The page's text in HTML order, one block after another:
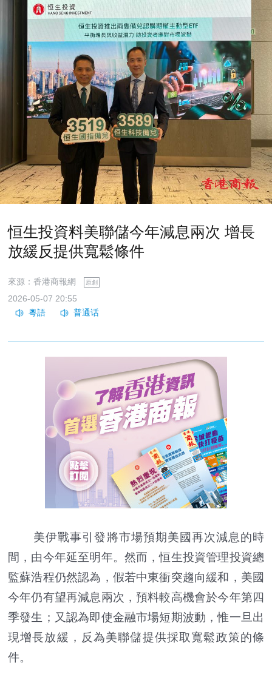
恒生投資料美聯儲今年減息兩次 增長
放緩反提供寬鬆條件
來源：香港商報網 原創
2026-05-07 20:55
美伊戰事引發將市場預期美國再次減息的時
間，由今年延至明年。然而，恒生投資管理投資總
監蘇浩程仍然認為，假若中東衝突趨向緩和，美國
今年仍有望再減息兩次，預料較高機會於今年第四
季發生；又認為即使金融市場短期波動，惟一旦出
現增長放緩，反為美聯儲提供採取寬鬆政策的條
件。